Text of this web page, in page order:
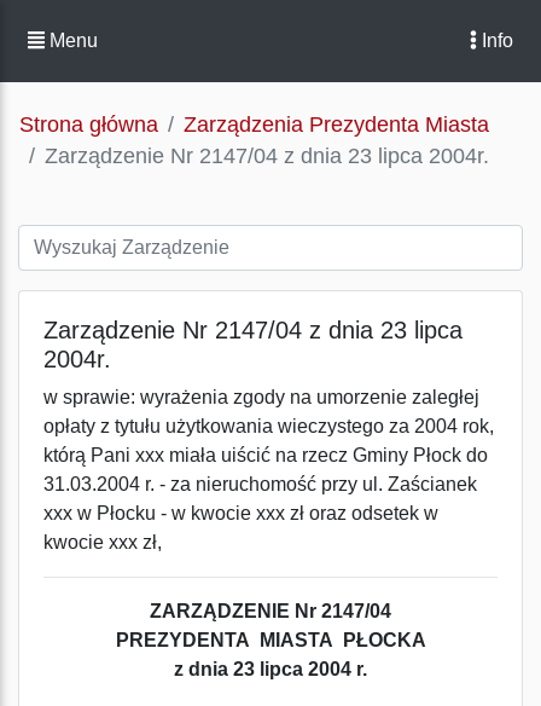
Menu Info
Strona główna
Zarządzenia Prezydenta Miasta
Zarządzenie Nr 2147/04 z dnia 23 lipca 2004r.
Zarządzenie Nr 2147/04 z dnia 23 lipca
2004r.
w sprawie: wyrażenia zgody na umorzenie zaległej
opłaty z tytułu użytkowania wieczystego za 2004 rok,
którą Pani xxx miała uiścić na rzecz Gminy Płock do
31.03.2004 r. - za nieruchomość przy ul. Zaścianek
xxx w Płocku - w kwocie xxx zł oraz odsetek w
kwocie xxx zł,
ZARZĄDZENIE Nr 2147/04
PREZYDENTA MIASTA PŁOCKA
z dnia 23 lipca 2004 r.